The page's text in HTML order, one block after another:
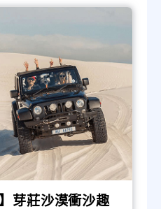
芽莊沙漠衝沙趣